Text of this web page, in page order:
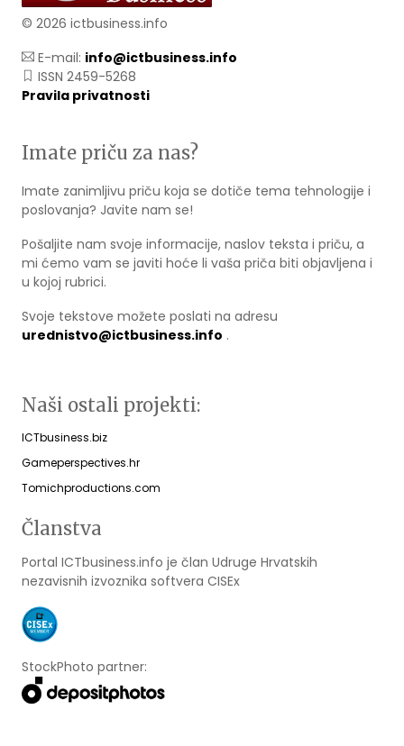
© 2026 ictbusiness.info
E-mail: info@ictbusiness.info
ISSN 2459-5268
Pravila privatnosti
Imate priču za nas?
Imate zanimljivu priču koja se dotiče tema tehnologije i
poslovanja? Javite nam se!
Pošaljite nam svoje informacije, naslov teksta i priču, a
mi ćemo vam se javiti hoće li vaša priča biti objavljena i
u kojoj rubrici.
Svoje tekstove možete poslati na adresu
urednistvo@ictbusiness.info .
Naši ostali projekti:
ICTbusiness.biz
Gameperspectives.hr
Tomichproductions.com
Članstva
Portal ICTbusiness.info je član Udruge Hrvatskih
nezavisnih izvoznika softvera CISEx
StockPhoto partner: